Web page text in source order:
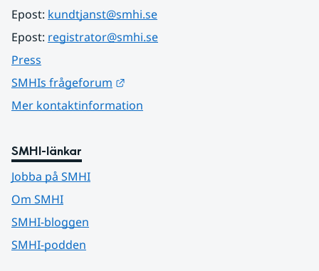
Epost: kundtjanst@smhi.se
Epost: registrator@smhi.se
Press
SMHIs frågeforum
Mer kontaktinformation
SMHI-länkar
Jobba på SMHI
Om SMHI
SMHI-bloggen
SMHI-podden